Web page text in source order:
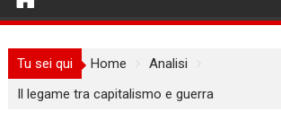
Tu sei qui Home
Analisi
Il legame tra capitalismo e guerra